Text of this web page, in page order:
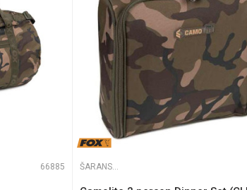
66885 ŠARANSKE TORBE